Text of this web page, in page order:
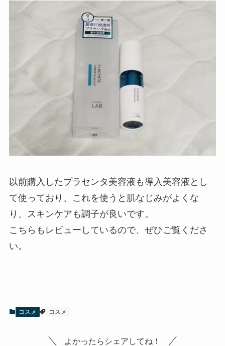
以前購入したプラセンタ美容液も導入美容液とし
て使っており、これを使うと肌なじみがよくな
り、スキンケアも調子が良いです。
こちらもレビューしているので、ぜひご覧くださ
い。
コスメ コスメ
よかったらシェアしてね！